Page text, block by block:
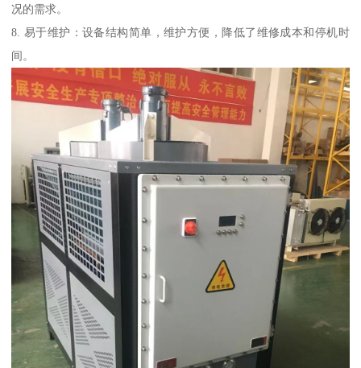
况的需求。
8. 易于维护：设备结构简单，维护方便，降低了维修成本和停机时
间。